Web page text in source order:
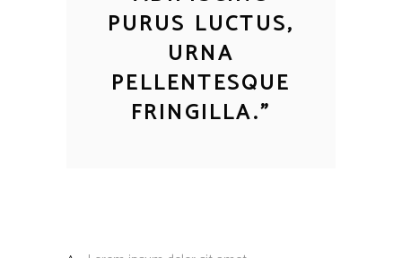
PURUS LUCTUS,
URNA
PELLENTESQUE
FRINGILLA.”